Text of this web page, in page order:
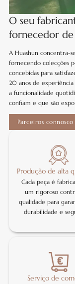
O seu
fornecedor
A Huashun concentra-
fornecendo colecções
concebidas para
20 anos de
a funcionalidade
confiam e que são
Parceiros connosco
Produção de alta
Cada peça é
um rigoroso
qualidade para
durabilidade e
Serviço de